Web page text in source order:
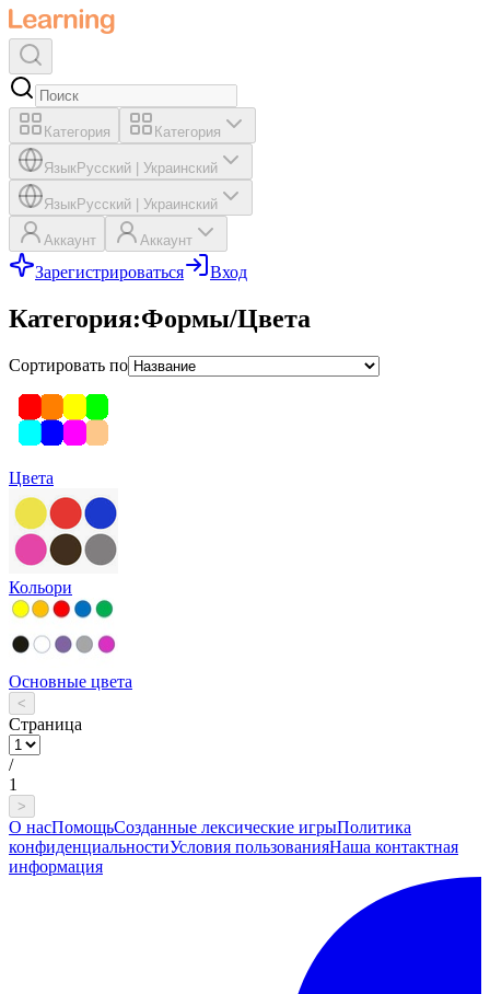
Категория Категория
ЯзыкРусский Украинский
ЯзыкРусский Украинский
Аккаунт Аккаунт
Зарегистрироваться Вход
Категория:Формы/Цвета
Сортировать по
Цвета
Кольори
Основные цвета
<
Страница
/
1
>
О насПомощьСозданные лексические игрыПолитика
конфиденциальностиУсловия пользованияНаша контактная
информация